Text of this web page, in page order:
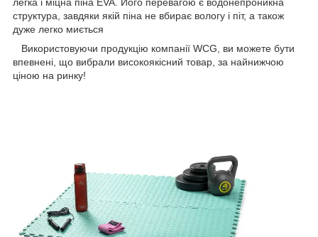
структура, завдяки якій піна не вбирає вологу і піт, а також
дуже легко миється
Використовуючи продукцію компанії WCG, ви можете бути
впевнені, що вибрали високоякісний товар, за найнижчою
ціною на ринку!